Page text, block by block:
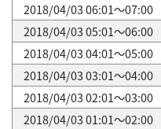
2018/04/03 06:01～07:00
2018/04/03 05:01～06:00
2018/04/03 04:01～05:00
2018/04/03 03:01～04:00
2018/04/03 02:01～03:00
2018/04/03 01:01～02:00